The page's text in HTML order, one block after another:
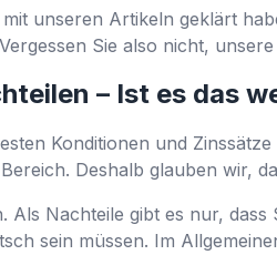
unseren Artikeln geklärt
Sie also nicht,
– Ist es das
Konditionen und
Deshalb glauben wir,
Als Nachteile gibt es nur,
sein müssen. Im